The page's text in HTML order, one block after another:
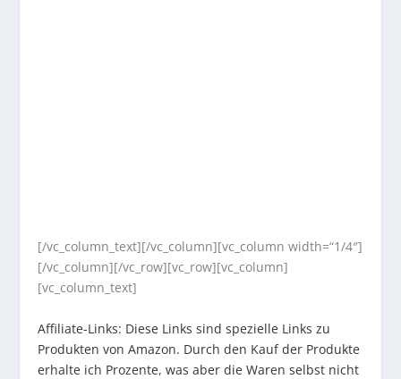
[/vc_column_text][/vc_column][vc_column width=“1/4″]
[/vc_column][/vc_row][vc_row][vc_column]
[vc_column_text]
Affiliate-Links: Diese Links sind spezielle Links zu
Produkten von Amazon. Durch den Kauf der Produkte
erhalte ich Prozente, was aber die Waren selbst nicht